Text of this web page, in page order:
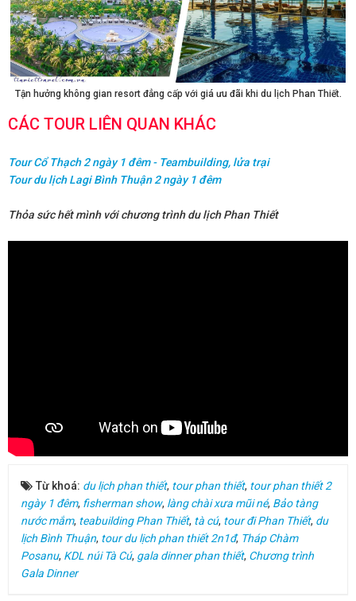
Tận hưởng không gian resort đẳng cấp với giá ưu đãi khi du lịch Phan Thiết.
CÁC TOUR LIÊN QUAN KHÁC
Tour Cổ Thạch 2 ngày 1 đêm - Teambuilding, lửa trại
Tour du lịch Lagi Bình Thuận 2 ngày 1 đêm
Thỏa sức hết mình với chương trình du lịch Phan Thiết
Từ khoá: du lịch phan thiết, tour phan thiết, tour phan thiết 2
ngày 1 đêm, fisherman show, làng chài xưa mũi né, Bảo tàng
nước mắm, teabuilding Phan Thiết, tà cú, tour đi Phan Thiết, du
lịch Bình Thuận, tour du lịch phan thiết 2n1đ, Tháp Chàm
Posanu, KDL núi Tà Cú, gala dinner phan thiết, Chương trình
Gala Dinner